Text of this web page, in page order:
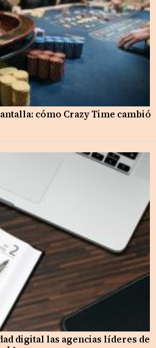
cómo Crazy Time cambió
digital las agencias líderes de